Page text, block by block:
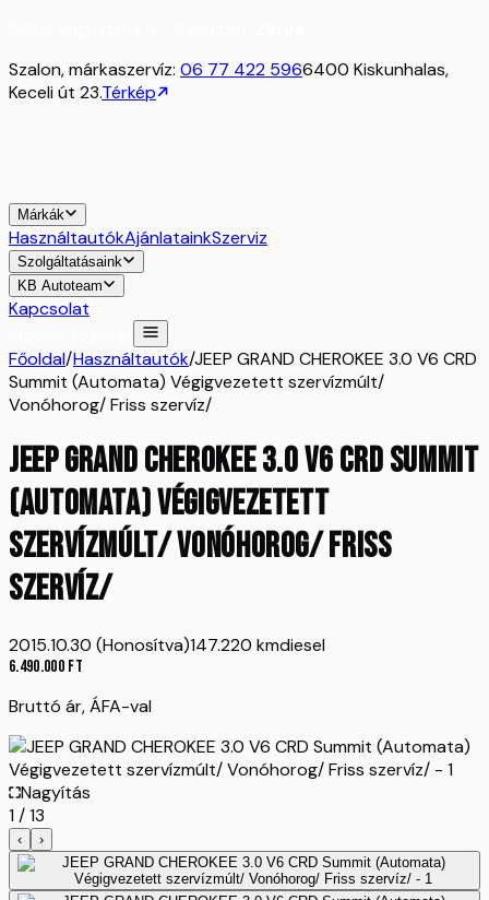
Szalon, márkaszervíz: 06 77 422 5966400 Kiskunhalas,
Keceli út 23.Térkép
Márkák
HasználtautókAjánlatainkSzerviz
Szolgáltatásaink
KB Autoteam
Kapcsolat
Főoldal/Használtautók/JEEP GRAND CHEROKEE 3.0 V6 CRD
Summit (Automata) Végigvezetett szervízmúlt/
Vonóhorog/ Friss szervíz/
JEEP GRAND CHEROKEE 3.0 V6 CRD Summit
(Automata) Végigvezetett
szervízmúlt/ Vonóhorog/ Friss
szervíz/
2015.10.30 (Honosítva)147.220 kmdiesel
6.490.000Ft
Bruttó ár, ÁFA-val
Nagyítás
1/13
‹ ›